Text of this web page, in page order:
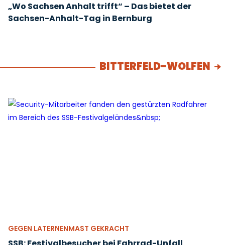
„Wo Sachsen Anhalt trifft“ – Das bietet der
Sachsen-Anhalt-Tag in Bernburg
BITTERFELD-WOLFEN
GEGEN LATERNENMAST GEKRACHT